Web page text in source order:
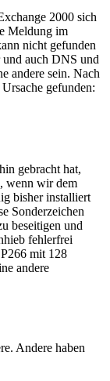
2000 sich
Meldung im
nicht gefunden
auch DNS und
andere sein. Nach
gefunden:
gebracht hat,
wenn wir dem
bisher installiert
Sonderzeichen
beseitigen und
fehlerfrei
mit 128
andere
Andere haben